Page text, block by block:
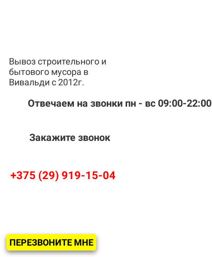
Вывоз строительного и
бытового мусора в
Вивальди с 2012г.
Отвечаем на звонки пн - вс 09:00-22:00
Закажите звонок
+375 (29) 919-15-04
ПЕРЕЗВОНИТЕ МНЕ